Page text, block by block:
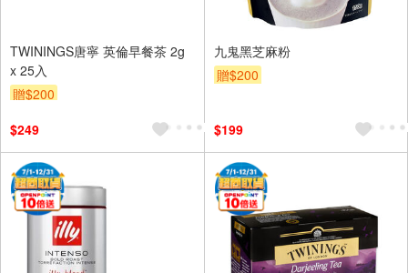
TWININGS唐寧 英倫早餐茶 2g
x 25入
贈$200
$249
九鬼黑芝麻粉
贈$200
$199